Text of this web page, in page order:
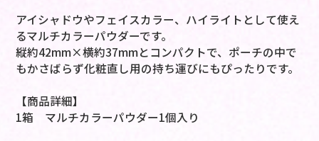
アイシャドウやフェイスカラー、ハイライトとして使え
るマルチカラーパウダーです。
縦約42mm×横約37mmとコンパクトで、ポーチの中で
もかさばらず化粧直し用の持ち運びにもぴったりです。
【商品詳細】
1箱 マルチカラーパウダー1個入り